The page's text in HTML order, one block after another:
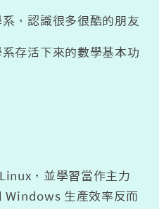
，認識很多很酷的朋友
存活下來的數學基本功
，並學習當作主力
Windows 生產效率反而